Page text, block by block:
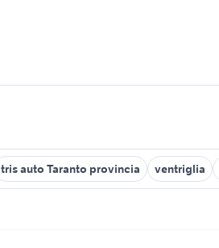
tris auto Taranto provincia ventriglia